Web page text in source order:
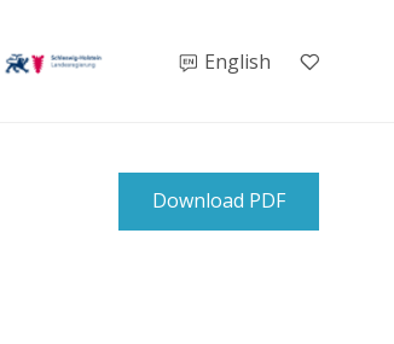
English
Download PDF